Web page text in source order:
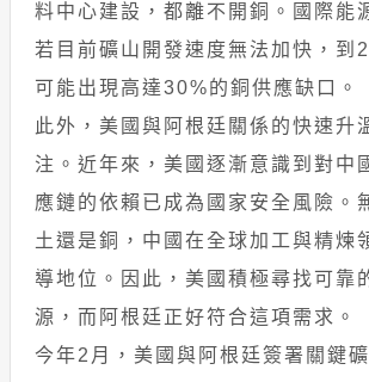
料中心建設，都離不開銅。國際能
若目前礦山開發速度無法加快，到
可能出現高達30%的銅供應缺口。
此外，美國與阿根廷關係的快速升
注。近年來，美國逐漸意識到對中
應鏈的依賴已成為國家安全風險。
土還是銅，中國在全球加工與精煉
導地位。因此，美國積極尋找可靠
源，而阿根廷正好符合這項需求。
今年2月，美國與阿根廷簽署關鍵